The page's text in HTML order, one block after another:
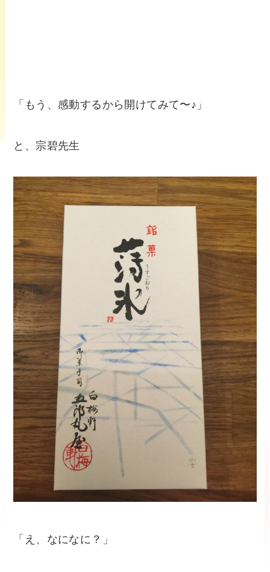
「もう、感動するから開けてみて〜♪」
と、宗碧先生
「え、なになに？」